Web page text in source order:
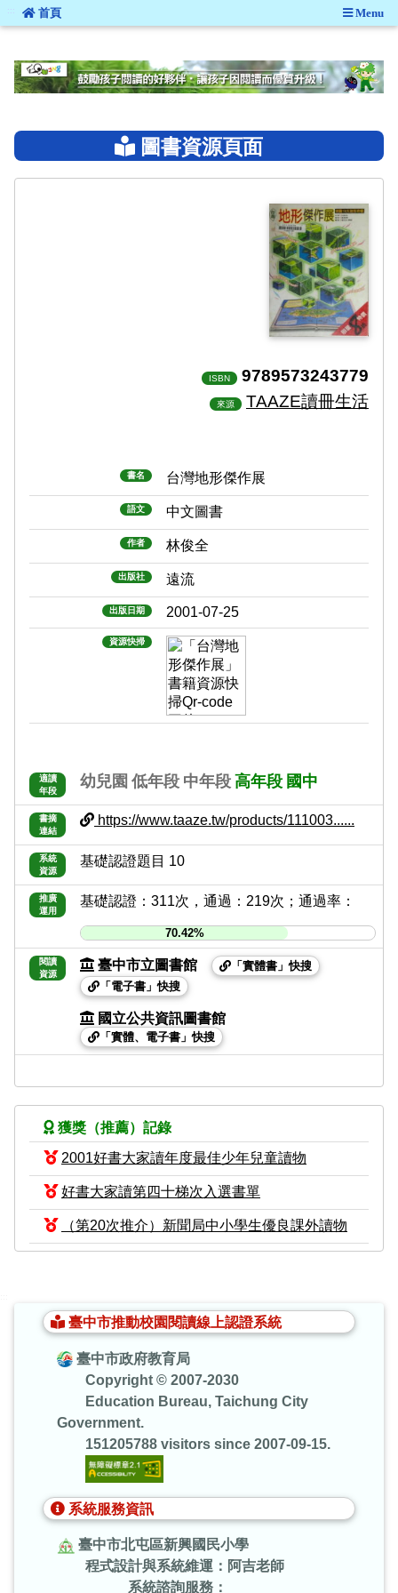
::: 首頁 Menu
圖書資源頁面
ISBN 9789573243779
來源 TAAZE讀冊生活
書名 台灣地形傑作展
語文 中文圖書
作者 林俊全
出版社 遠流
出版日期 2001-07-25
資源快掃
適讀
年段
幼兒園 低年段 中年段 高年段 國中
書摘
連結
https://www.taaze.tw/products/111003......
系統
資源
基礎認證題目 10
推廣
運用
基礎認證：311次，通過：219次；通過率：
70.42%
閱讀
資源
臺中市立圖書館
「實體書」快搜
「電子書」快搜
國立公共資訊圖書館
「實體、電子書」快搜
獲獎（推薦）記錄
2001好書大家讀年度最佳少年兒童讀物
好書大家讀第四十梯次入選書單
（第20次推介）新聞局中小學生優良課外讀物
臺中市推動校園閱讀線上認證系統
臺中市政府教育局
Copyright © 2007-2030
Education Bureau, Taichung City
Government.
151205788 visitors since 2007-09-15.
系統服務資訊
臺中市北屯區新興國民小學
程式設計與系統維運：阿吉老師
系統諮詢服務：